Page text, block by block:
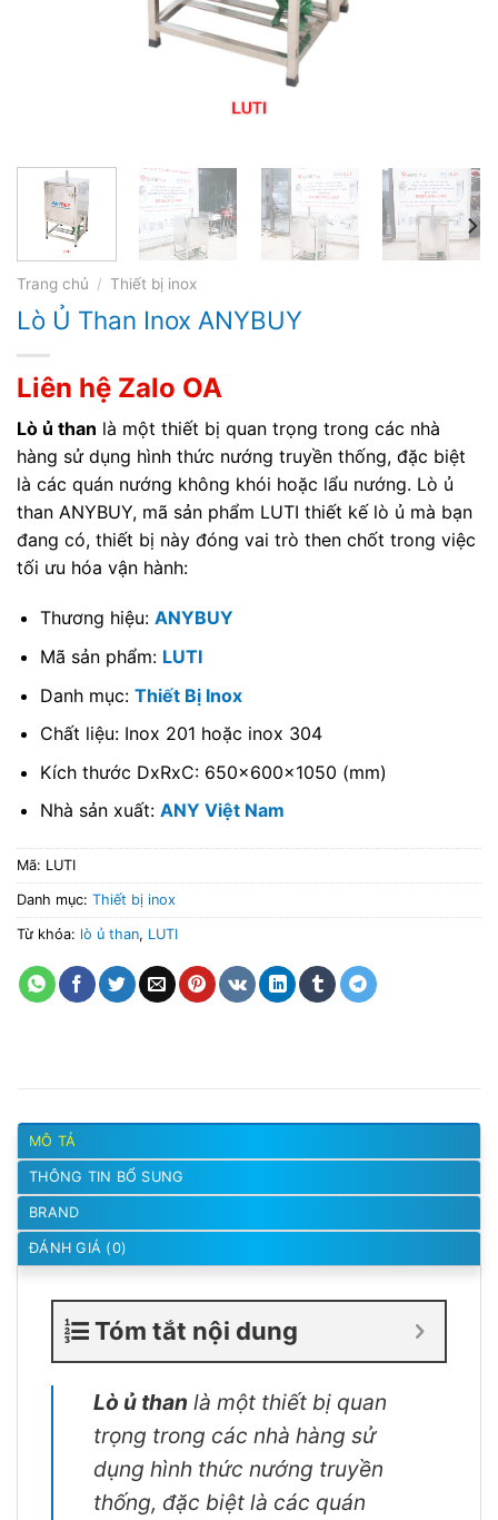
Trang chủ / Thiết bị inox
Lò Ủ Than Inox ANYBUY
Liên hệ Zalo OA
Lò ủ than là một thiết bị quan trọng trong các nhà
hàng sử dụng hình thức nướng truyền thống, đặc biệt
là các quán nướng không khói hoặc lẩu nướng. Lò ủ
than ANYBUY, mã sản phẩm LUTI thiết kế lò ủ mà bạn
đang có, thiết bị này đóng vai trò then chốt trong việc
tối ưu hóa vận hành:
Thương hiệu: ANYBUY
Mã sản phẩm: LUTI
Danh mục: Thiết Bị Inox
Chất liệu: Inox 201 hoặc inox 304
Kích thước DxRxC: 650x600x1050 (mm)
Nhà sản xuất: ANY Việt Nam
Mã: LUTI
Danh mục: Thiết bị inox
Từ khóa: lò ủ than, LUTI
MÔ TẢ
THÔNG TIN BỔ SUNG
BRAND
ĐÁNH GIÁ (0)
Tóm tắt nội dung
Lò ủ than là một thiết bị quan
trọng trong các nhà hàng sử
dụng hình thức nướng truyền
thống, đặc biệt là các quán